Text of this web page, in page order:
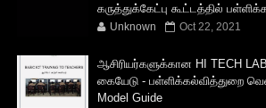
கருத்துக்கேட்பு கூட்டத்தில்
Unknown Oct 22, 2021
ஆசிரியர்களுக்கான HI TECH
கையேடு - பள்ளிக்கல்வித்துறை
Model Guide